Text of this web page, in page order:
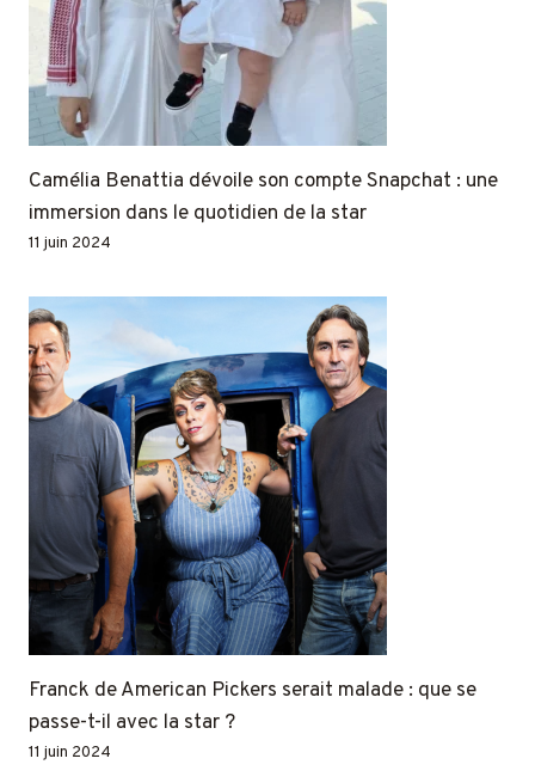
Camélia Benattia dévoile son compte Snapchat : une
immersion dans le quotidien de la star
11 juin 2024
Franck de American Pickers serait malade : que se
passe-t-il avec la star ?
11 juin 2024